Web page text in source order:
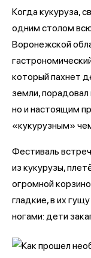
Когда кукуруза,
одним столом
Воронежской
который пахнет
земли, порадовал
но и настоящим
«кукурузным»
Фестиваль
из кукурузы,
огромной
гладкие, в их
ногами: дети